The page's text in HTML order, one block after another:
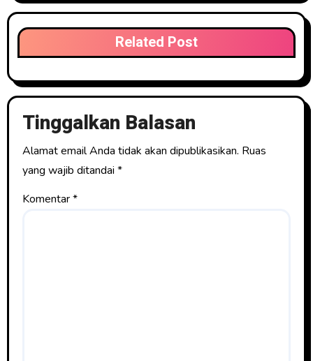
Related Post
Tinggalkan Balasan
Alamat email Anda tidak akan dipublikasikan. Ruas
yang wajib ditandai *
Komentar*